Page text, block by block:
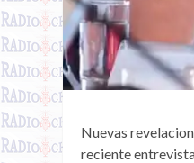
Nuevas
reciente